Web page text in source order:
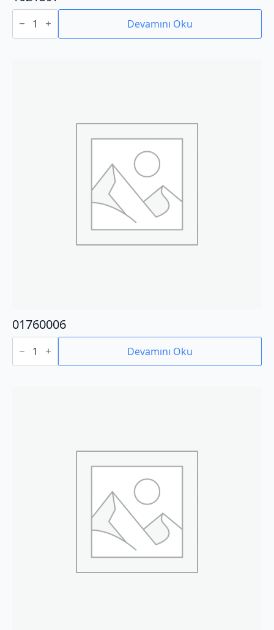
1021597
adet Devamını Oku
01760006
01760006
adet Devamını Oku